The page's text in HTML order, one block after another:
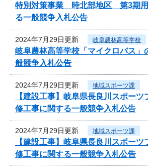
特別対策事業 時北部地区 第3期用
る一般競争入札公告
2024年7月29日更新 岐阜農林高等学校
岐阜農林高等学校「マイクロバス」
般競争入札公告
2024年7月29日更新 地域スポーツ課
【建設工事】岐阜県長良川スポー
修工事に関する一般競争入札公告
2024年7月29日更新 地域スポーツ課
【建設工事】岐阜県長良川スポー
修工事に関する一般競争入札公告